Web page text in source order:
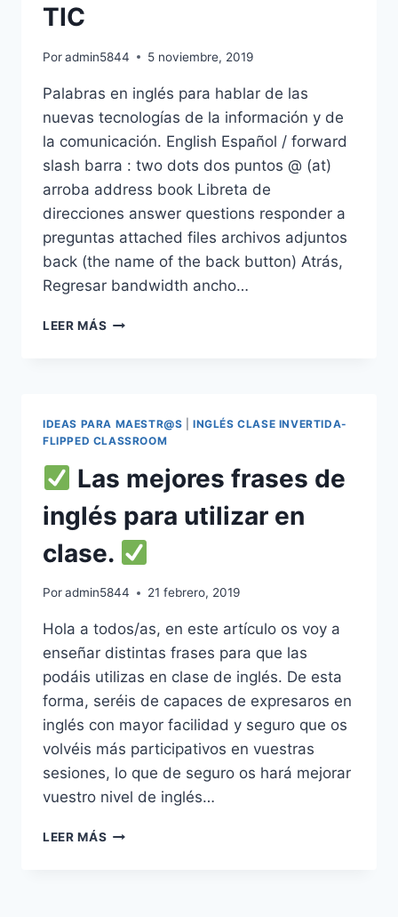
TIC
Poradmin5844 5 noviembre, 2019
Palabras en inglés para hablar de las
nuevas tecnologías de la información y de
la comunicación. English Español / forward
slash barra : two dots dos puntos @ (at)
arroba address book Libreta de
direcciones answer questions responder a
preguntas attached files archivos adjuntos
back (the name of the back button) Atrás,
Regresar bandwidth ancho…
LEER MÁS VOCABULARIO
ALUMNOS
EN
LA
SALA
DE
ORDENADORES
DESARROLLAR
PROYECTOS
BASADOS
EN
EL
USO
LAS
TIC
IDEAS PARA MAESTR@S |INGLÉS CLASE INVERTIDA-
FLIPPED CLASSROOM
Las mejores frases de
inglés para utilizar en
clase.
Poradmin5844 21 febrero, 2019
Hola a todos/as, en este artículo os voy a
enseñar distintas frases para que las
podáis utilizas en clase de inglés. De esta
forma, seréis de capaces de expresaros en
inglés con mayor facilidad y seguro que os
volvéis más participativos en vuestras
sesiones, lo que de seguro os hará mejorar
vuestro nivel de inglés…
LEER MÁS